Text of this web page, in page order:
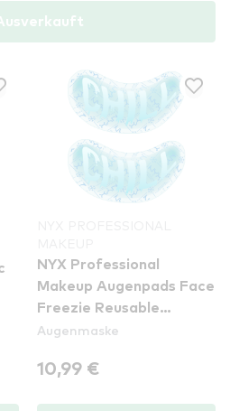
NYX Professional
Makeup Augenpads Face
Freezie Reusable
Cooling Undereye
Augenmaske
10,99 €